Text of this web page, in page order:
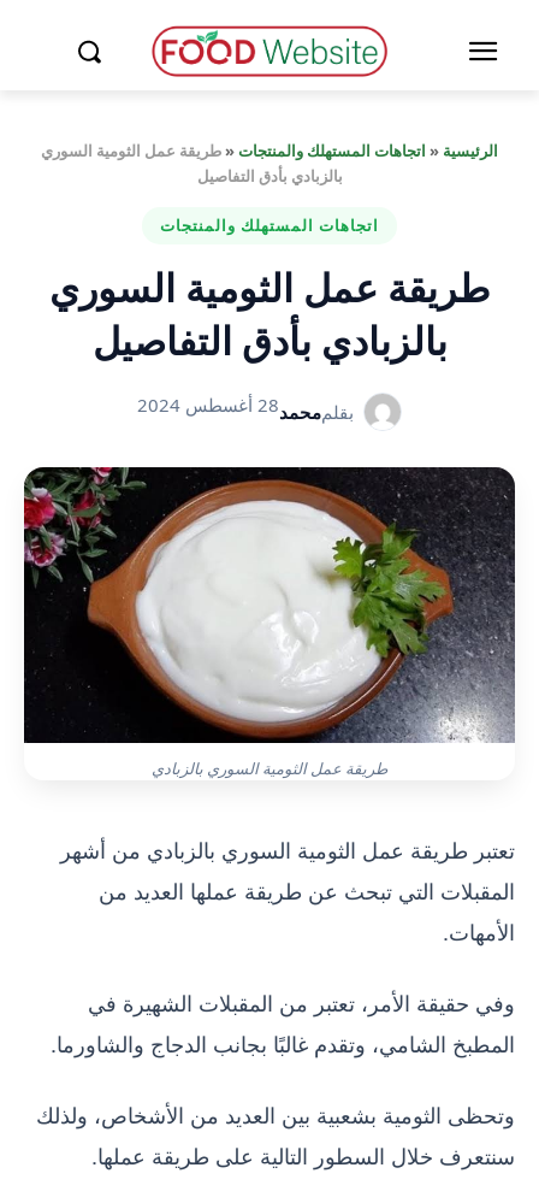
الرئيسية « اتجاهات المستهلك والمنتجات«طريقة عمل الثومية السوري
بالزبادي بأدق التفاصيل
اتجاهات المستهلك والمنتجات
طريقة عمل الثومية السوري
بالزبادي بأدق التفاصيل
بقلممحمد28 أغسطس 2024
طريقة عمل الثومية السوري بالزبادي
تعتبر طريقة عمل الثومية السوري بالزبادي من أشهر
المقبلات التي تبحث عن طريقة عملها العديد من
الأمهات.
وفي حقيقة الأمر، تعتبر من المقبلات الشهيرة في
المطبخ الشامي، وتقدم غالبًا بجانب الدجاج والشاورما.
وتحظى الثومية بشعبية بين العديد من الأشخاص، ولذلك
سنتعرف خلال السطور التالية على طريقة عملها.